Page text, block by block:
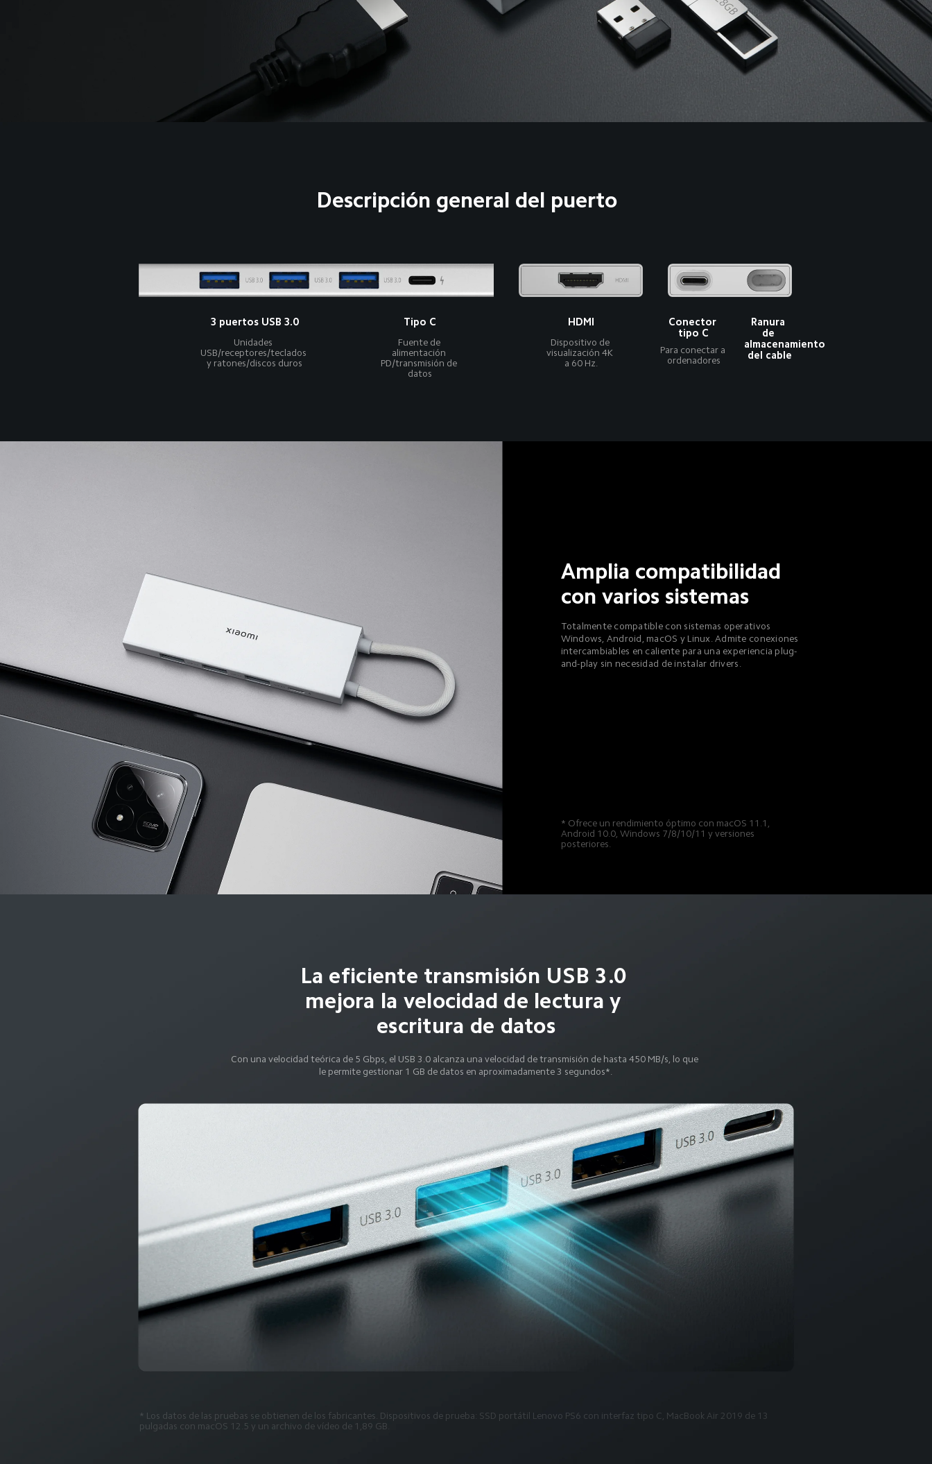
Descripción general del puerto
3 puertos USB 3.0
Unidades
USB/receptores/teclados
y ratones/discos duros
Tipo C
Fuente de
alimentación
PD/transmisión de
datos
HDMI
Dispositivo de
visualización 4K
a 60 Hz.
Conector
tipo C
Para conectar a
ordenadores
Ranura
de
almacenamiento
del cable
Amplia compatibilidad
con varios sistemas
Totalmente compatible con sistemas operativos
Windows, Android, macOS y Linux. Admite conexiones
intercambiables en caliente para una experiencia plug-
and-play sin necesidad de instalar drivers.
* Ofrece un rendimiento óptimo con macOS 11.1,
Android 10.0, Windows 7/8/10/11 y versiones
posteriores.
La eficiente transmisión USB 3.0
mejora la velocidad de lectura y
escritura de datos
Con una velocidad teórica de 5 Gbps, el USB 3.0 alcanza una velocidad de transmisión de hasta 450 MB/s, lo que
le permite gestionar 1 GB de datos en aproximadamente 3 segundos*.
* Los datos de las pruebas se obtienen de los fabricantes. Dispositivos de prueba: SSD portátil Lenovo PS6 con interfaz tipo C, MacBook Air 2019 de 13
pulgadas con macOS 12.5 y un archivo de vídeo de 1,89 GB.